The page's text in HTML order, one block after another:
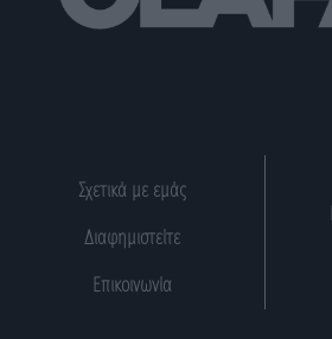
Σχετικά με εμάς
Διαφημιστείτε
Επικοινωνία